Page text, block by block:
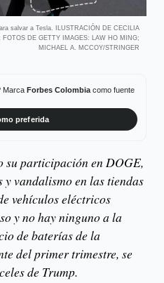
salvar a Tesla. ILUSTRACIÓN DE CECILIA
FOTOS DE GETTY IMAGES: LAW HO MING;
MICHAEL A. MCCOY/STRINGER
Marca Forbes Colombiacomo fuente
preferida
su participación en DOGE,
y vandalismo en las tiendas
vehículos eléctricos
y no hay ninguno a la
de baterías de la
del primer trimestre, se
de Trump.